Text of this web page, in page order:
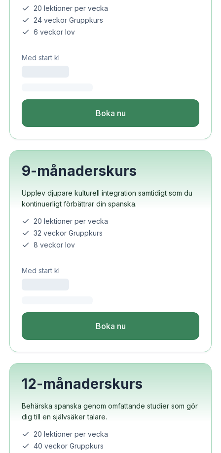
20 lektioner per vecka
24 veckor Gruppkurs
6 veckor lov
Med start kl
Boka nu
9-månaderskurs
Upplev djupare kulturell integration samtidigt som du
kontinuerligt förbättrar din spanska.
20 lektioner per vecka
32 veckor Gruppkurs
8 veckor lov
Med start kl
Boka nu
12-månaderskurs
Behärska spanska genom omfattande studier som gör
dig till en självsäker talare.
20 lektioner per vecka
40 veckor Gruppkurs